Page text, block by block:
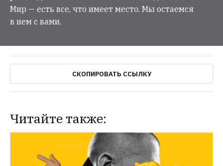
Мир — есть все, что имеет место. Мы остаемся
в нем с вами.
СКОПИРОВАТЬ ССЫЛКУ
Читайте также: